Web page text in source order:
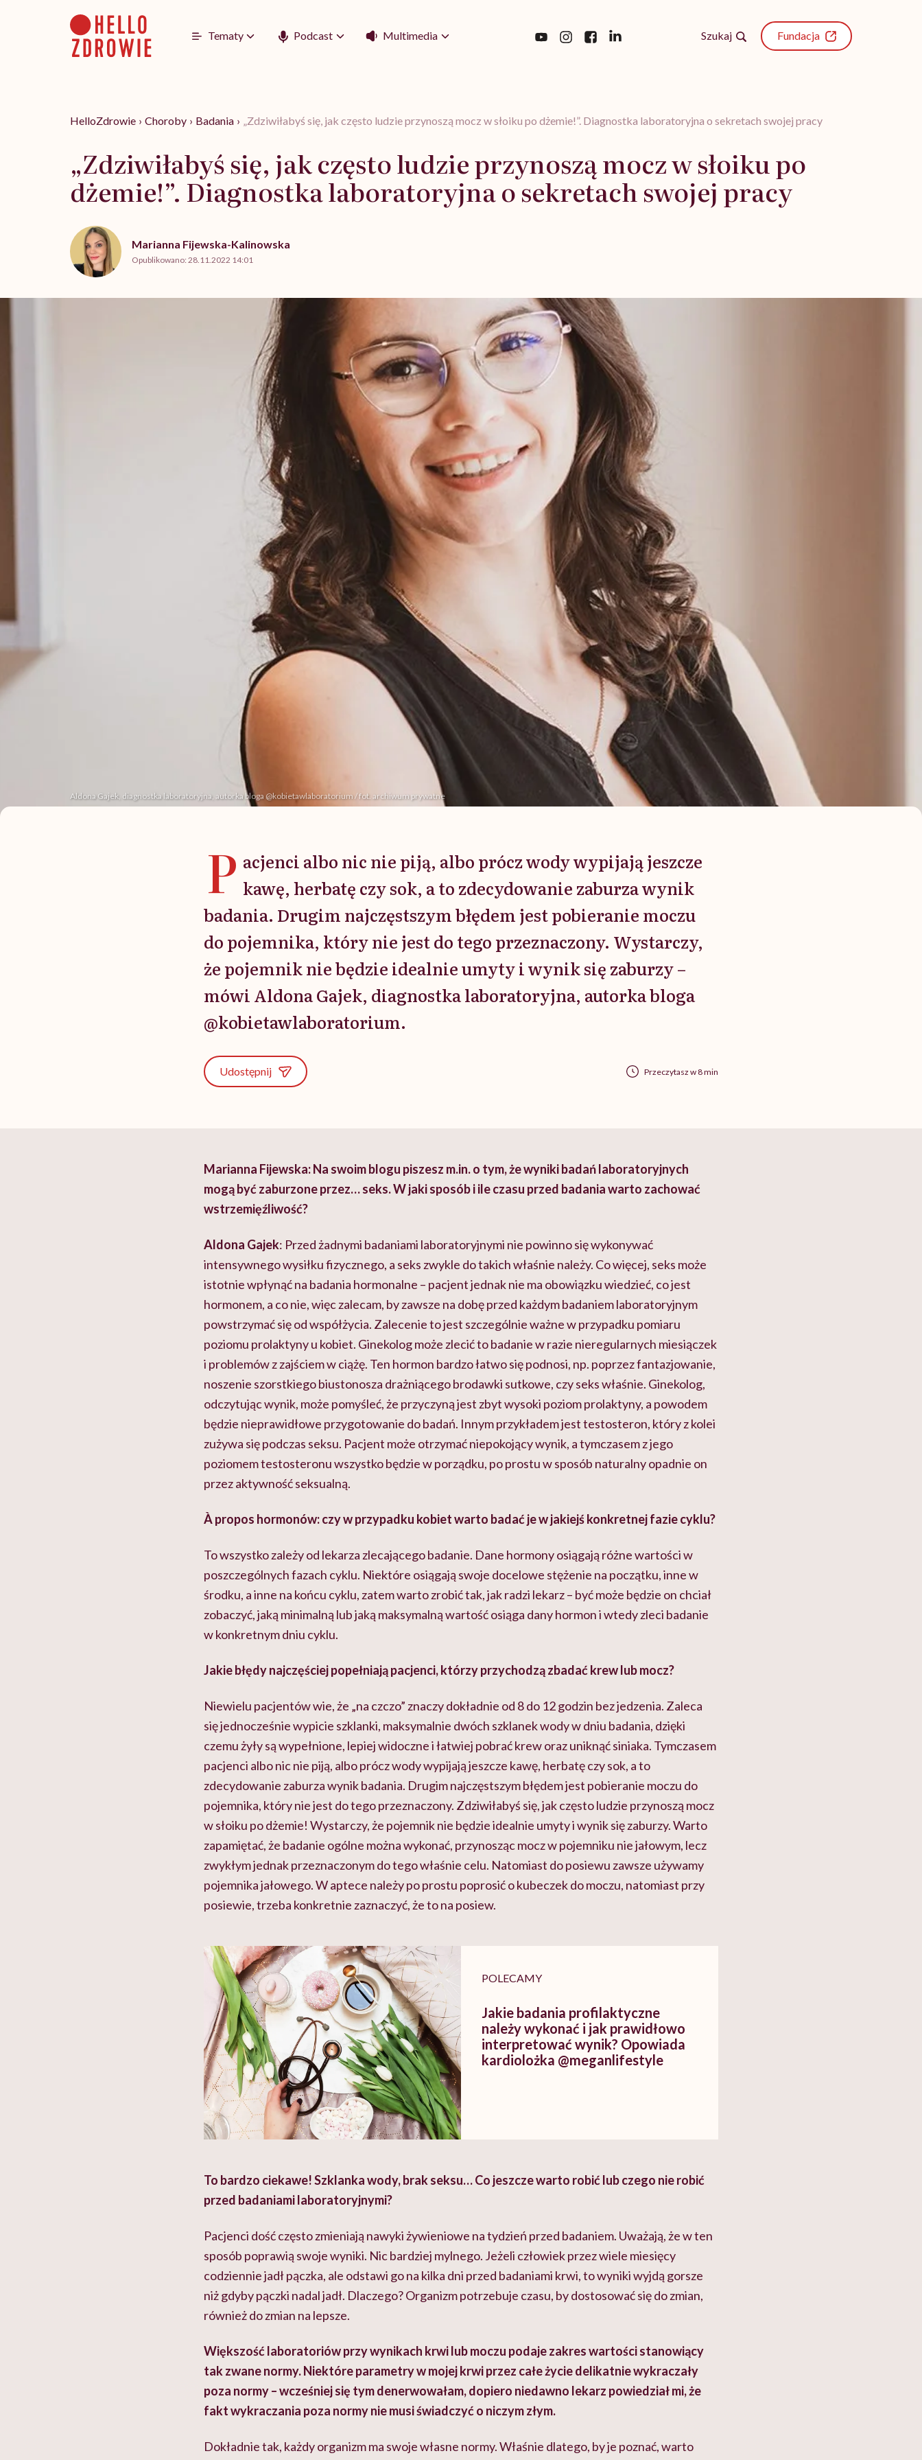
Tematy Podcast Multimedia Szukaj Fundacja
HelloZdrowie › Choroby › Badania › „Zdziwiłabyś się, jak często ludzie przynoszą mocz w słoiku po dżemie!”. Diagnostka laboratoryjna o sekretach swojej pracy
„Zdziwiłabyś się, jak często ludzie przynoszą mocz w słoiku po
dżemie!”. Diagnostka laboratoryjna o sekretach swojej pracy
Marianna Fijewska-Kalinowska
Opublikowano:28.11.2022 14:01
Aldona Gajek, diagnostka laboratoryjna, autorka bloga @kobietawlaboratorium / fot. archiwum prywatne
P acjenci albo nic nie piją, albo prócz wody wypijają jeszcze
kawę, herbatę czy sok, a to zdecydowanie zaburza wynik
badania. Drugim najczęstszym błędem jest pobieranie moczu
do pojemnika, który nie jest do tego przeznaczony. Wystarczy,
że pojemnik nie będzie idealnie umyty i wynik się zaburzy –
mówi Aldona Gajek, diagnostka laboratoryjna, autorka bloga
@kobietawlaboratorium.
Udostępnij Przeczytasz w 8 min
Marianna Fijewska: Na swoim blogu piszesz m.in. o tym, że wyniki badań laboratoryjnych
mogą być zaburzone przez… seks. W jaki sposób i ile czasu przed badania warto zachować
wstrzemięźliwość?
Aldona Gajek: Przed żadnymi badaniami laboratoryjnymi nie powinno się wykonywać
intensywnego wysiłku fizycznego, a seks zwykle do takich właśnie należy. Co więcej, seks może
istotnie wpłynąć na badania hormonalne – pacjent jednak nie ma obowiązku wiedzieć, co jest
hormonem, a co nie, więc zalecam, by zawsze na dobę przed każdym badaniem laboratoryjnym
powstrzymać się od współżycia. Zalecenie to jest szczególnie ważne w przypadku pomiaru
poziomu prolaktyny u kobiet. Ginekolog może zlecić to badanie w razie nieregularnych miesiączek
i problemów z zajściem w ciążę. Ten hormon bardzo łatwo się podnosi, np. poprzez fantazjowanie,
noszenie szorstkiego biustonosza drażniącego brodawki sutkowe, czy seks właśnie. Ginekolog,
odczytując wynik, może pomyśleć, że przyczyną jest zbyt wysoki poziom prolaktyny, a powodem
będzie nieprawidłowe przygotowanie do badań. Innym przykładem jest testosteron, który z kolei
zużywa się podczas seksu. Pacjent może otrzymać niepokojący wynik, a tymczasem z jego
poziomem testosteronu wszystko będzie w porządku, po prostu w sposób naturalny opadnie on
przez aktywność seksualną.
À propos hormonów: czy w przypadku kobiet warto badać je w jakiejś konkretnej fazie cyklu?
To wszystko zależy od lekarza zlecającego badanie. Dane hormony osiągają różne wartości w
poszczególnych fazach cyklu. Niektóre osiągają swoje docelowe stężenie na początku, inne w
środku, a inne na końcu cyklu, zatem warto zrobić tak, jak radzi lekarz – być może będzie on chciał
zobaczyć, jaką minimalną lub jaką maksymalną wartość osiąga dany hormon i wtedy zleci badanie
w konkretnym dniu cyklu.
Jakie błędy najczęściej popełniają pacjenci, którzy przychodzą zbadać krew lub mocz?
Niewielu pacjentów wie, że „na czczo” znaczy dokładnie od 8 do 12 godzin bez jedzenia. Zaleca
się jednocześnie wypicie szklanki, maksymalnie dwóch szklanek wody w dniu badania, dzięki
czemu żyły są wypełnione, lepiej widoczne i łatwiej pobrać krew oraz uniknąć siniaka. Tymczasem
pacjenci albo nic nie piją, albo prócz wody wypijają jeszcze kawę, herbatę czy sok, a to
zdecydowanie zaburza wynik badania. Drugim najczęstszym błędem jest pobieranie moczu do
pojemnika, który nie jest do tego przeznaczony. Zdziwiłabyś się, jak często ludzie przynoszą mocz
w słoiku po dżemie! Wystarczy, że pojemnik nie będzie idealnie umyty i wynik się zaburzy. Warto
zapamiętać, że badanie ogólne można wykonać, przynosząc mocz w pojemniku nie jałowym, lecz
zwykłym jednak przeznaczonym do tego właśnie celu. Natomiast do posiewu zawsze używamy
pojemnika jałowego. W aptece należy po prostu poprosić o kubeczek do moczu, natomiast przy
posiewie, trzeba konkretnie zaznaczyć, że to na posiew.
POLECAMY
Jakie badania profilaktyczne
należy wykonać i jak prawidłowo
interpretować wynik? Opowiada
kardiolożka @meganlifestyle
To bardzo ciekawe! Szklanka wody, brak seksu… Co jeszcze warto robić lub czego nie robić
przed badaniami laboratoryjnymi?
Pacjenci dość często zmieniają nawyki żywieniowe na tydzień przed badaniem. Uważają, że w ten
sposób poprawią swoje wyniki. Nic bardziej mylnego. Jeżeli człowiek przez wiele miesięcy
codziennie jadł pączka, ale odstawi go na kilka dni przed badaniami krwi, to wyniki wyjdą gorsze
niż gdyby pączki nadal jadł. Dlaczego? Organizm potrzebuje czasu, by dostosować się do zmian,
również do zmian na lepsze.
Większość laboratoriów przy wynikach krwi lub moczu podaje zakres wartości stanowiący
tak zwane normy. Niektóre parametry w mojej krwi przez całe życie delikatnie wykraczały
poza normy – wcześniej się tym denerwowałam, dopiero niedawno lekarz powiedział mi, że
fakt wykraczania poza normy nie musi świadczyć o niczym złym.
Dokładnie tak, każdy organizm ma swoje własne normy. Właśnie dlatego, by je poznać, warto